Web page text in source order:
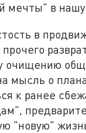
мечты" в
в
очищению
мысль о
к ранее
"новую"